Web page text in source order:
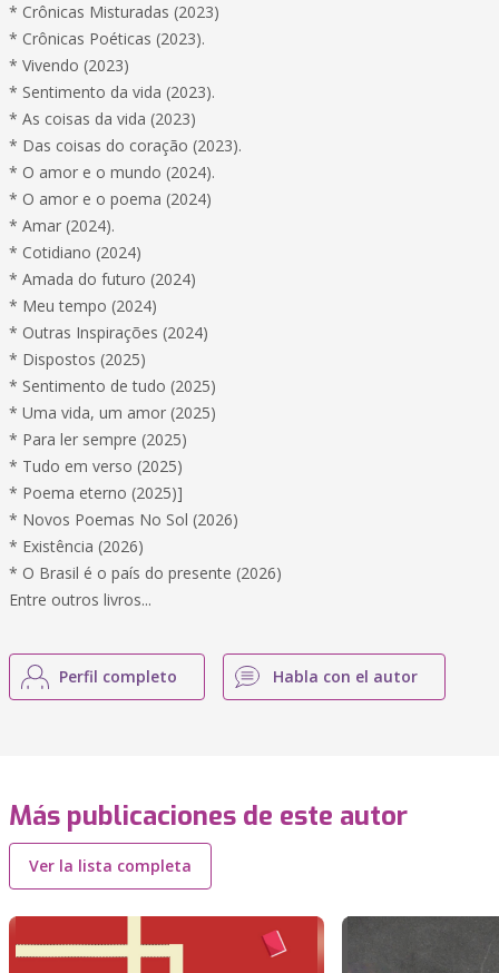
* Crônicas Misturadas (2023)
* Crônicas Poéticas (2023).
* Vivendo (2023)
* Sentimento da vida (2023).
* As coisas da vida (2023)
* Das coisas do coração (2023).
* O amor e o mundo (2024).
* O amor e o poema (2024)
* Amar (2024).
* Cotidiano (2024)
* Amada do futuro (2024)
* Meu tempo (2024)
* Outras Inspirações (2024)
* Dispostos (2025)
* Sentimento de tudo (2025)
* Uma vida, um amor (2025)
* Para ler sempre (2025)
* Tudo em verso (2025)
* Poema eterno (2025)]
* Novos Poemas No Sol (2026)
* Existência (2026)
* O Brasil é o país do presente (2026)
Entre outros livros...
Perfil completo Habla con el autor
Más publicaciones de este autor
Ver la lista completa